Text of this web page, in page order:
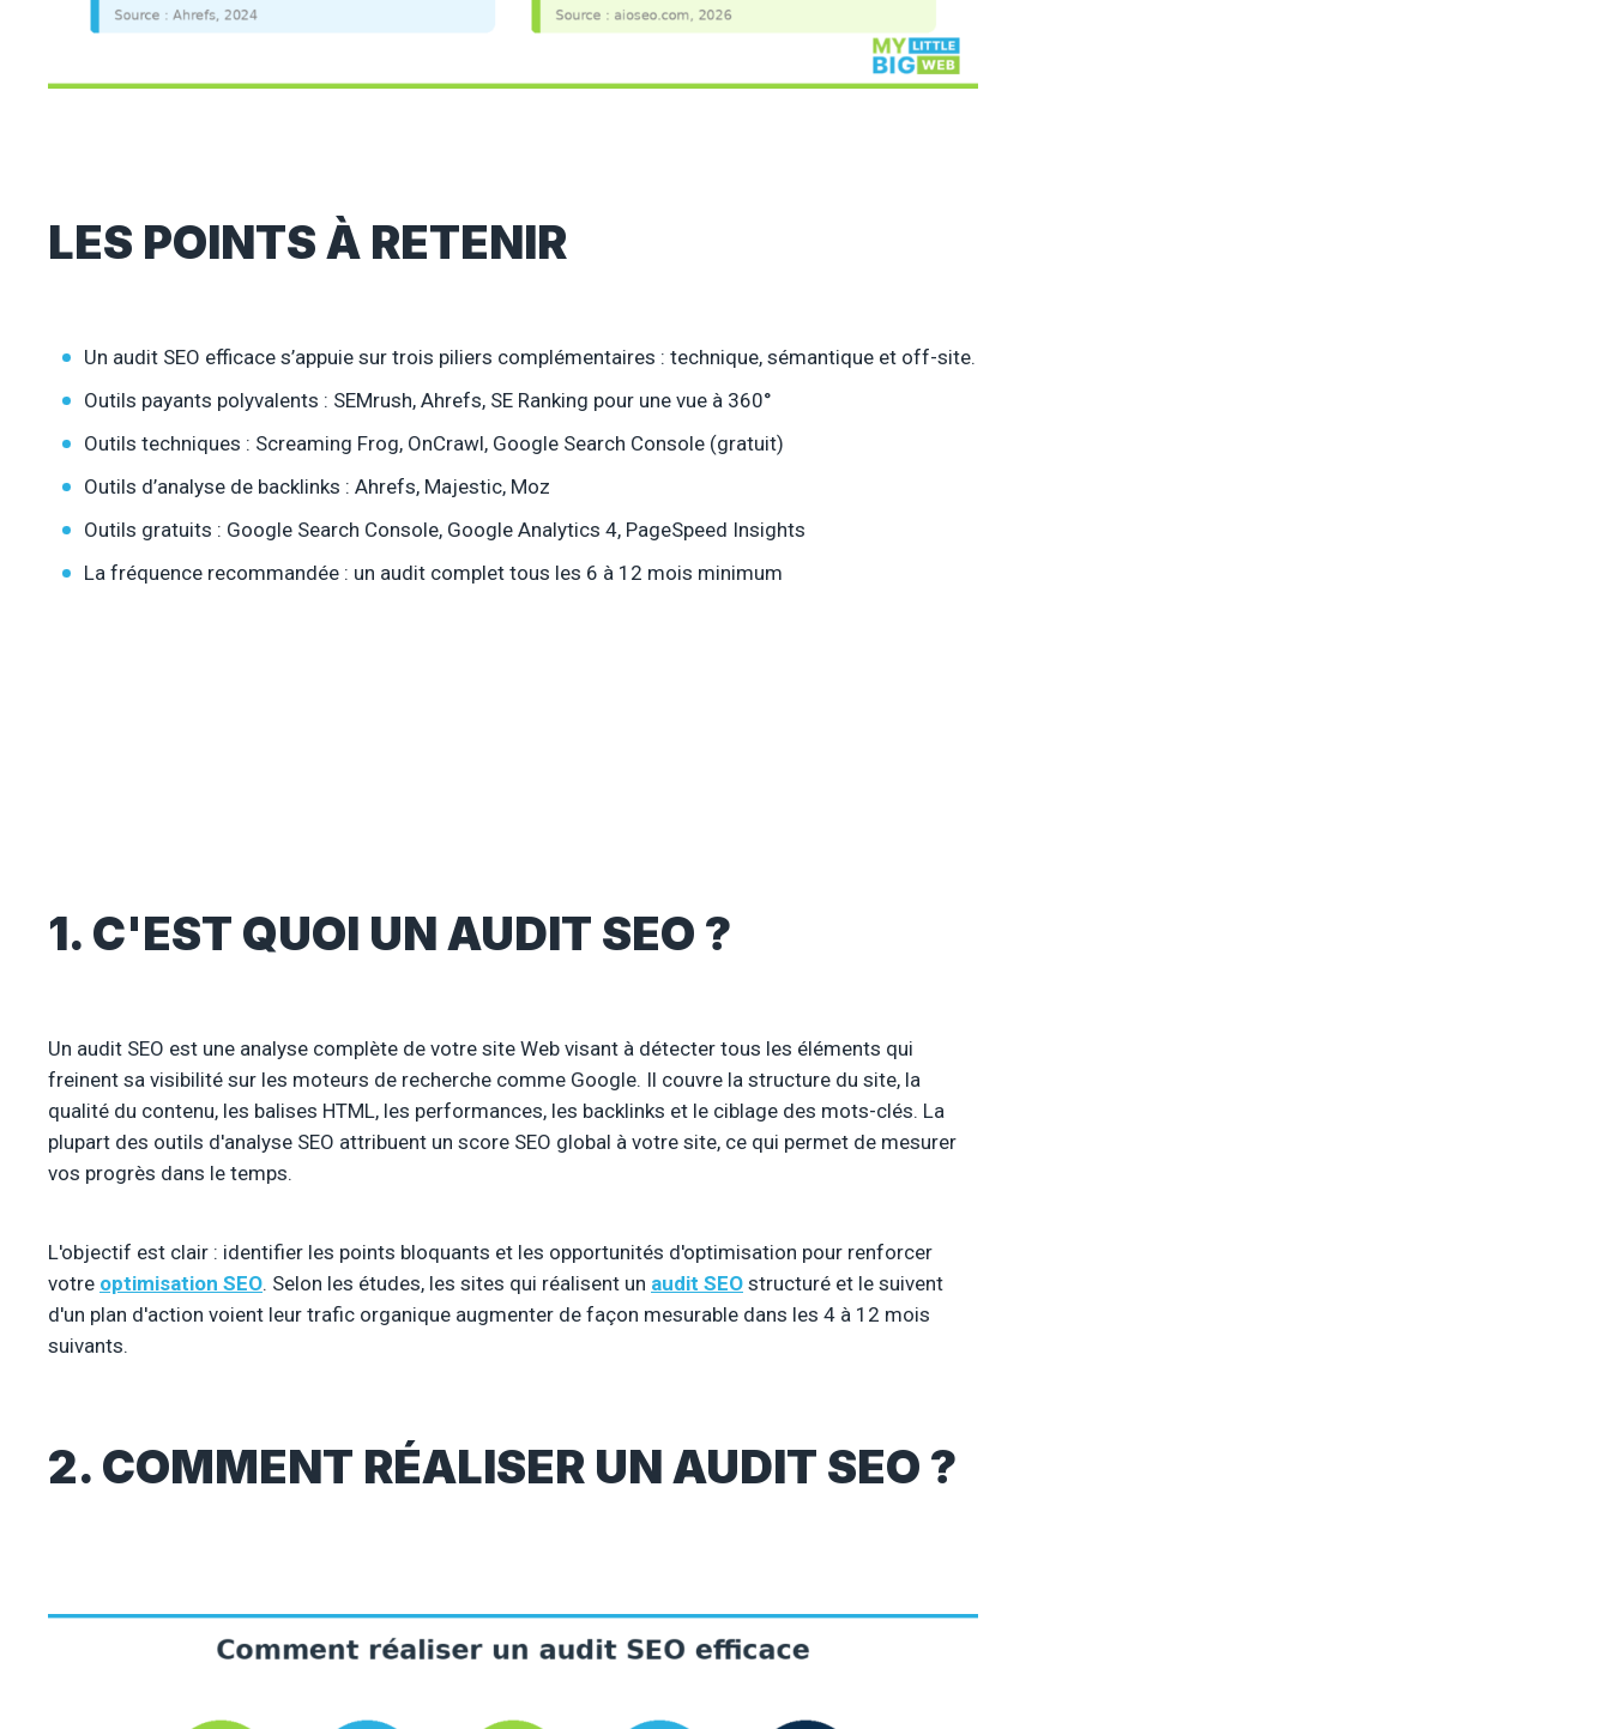
LES POINTS À RETENIR
Un audit SEO efficace s’appuie sur trois piliers complémentaires : technique, sémantique et off-site.
Outils payants polyvalents : SEMrush, Ahrefs, SE Ranking pour une vue à 360°
Outils techniques : Screaming Frog, OnCrawl, Google Search Console (gratuit)
Outils d’analyse de backlinks : Ahrefs, Majestic, Moz
Outils gratuits : Google Search Console, Google Analytics 4, PageSpeed Insights
La fréquence recommandée : un audit complet tous les 6 à 12 mois minimum
1. C'EST QUOI UN AUDIT SEO ?
Un audit SEO est une analyse complète de votre site Web visant à détecter tous les éléments qui
freinent sa visibilité sur les moteurs de recherche comme Google. Il couvre la structure du site, la
qualité du contenu, les balises HTML, les performances, les backlinks et le ciblage des mots-clés. La
plupart des outils d'analyse SEO attribuent un score SEO global à votre site, ce qui permet de mesurer
vos progrès dans le temps.
L'objectif est clair : identifier les points bloquants et les opportunités d'optimisation pour renforcer
votre optimisation SEO. Selon les études, les sites qui réalisent un audit SEO structuré et le suivent
d'un plan d'action voient leur trafic organique augmenter de façon mesurable dans les 4 à 12 mois
suivants.
2. COMMENT RÉALISER UN AUDIT SEO ?